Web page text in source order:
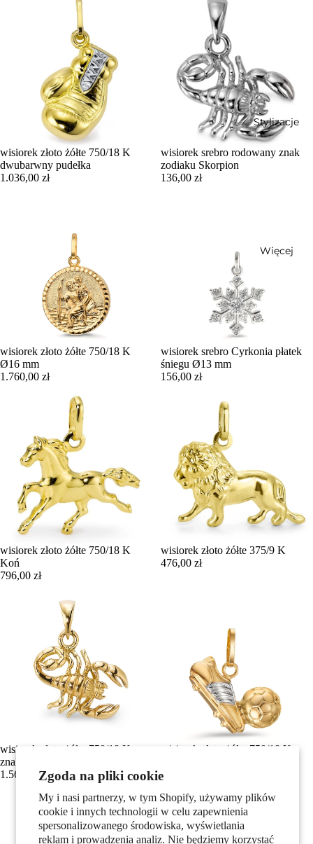
Zgoda na pliki cookie
My i nasi partnerzy, w tym Shopify, używamy plików
cookie i innych technologii w celu zapewnienia
spersonalizowanego środowiska, wyświetlania
reklam i prowadzenia analiz. Nie będziemy korzystać
Stylizacje
Więcej
wisiorek złoto żółte 750/18 K
dwubarwny pudełka
1.036,00 zł
wisiorek srebro rodowany znak
zodiaku Skorpion
136,00 zł
wisiorek złoto żółte 750/18 K
Ø16 mm
1.760,00 zł
wisiorek srebro Cyrkonia płatek
śniegu Ø13 mm
156,00 zł
wisiorek złoto żółte 750/18 K
Koń
796,00 zł
wisiorek złoto żółte 375/9 K
476,00 zł
wisiorek złoto żółte 750/18 K
znak zodiaku Skorpion
1.560,00 zł
wisiorek złoto żółte 750/18 K
956,00 zł